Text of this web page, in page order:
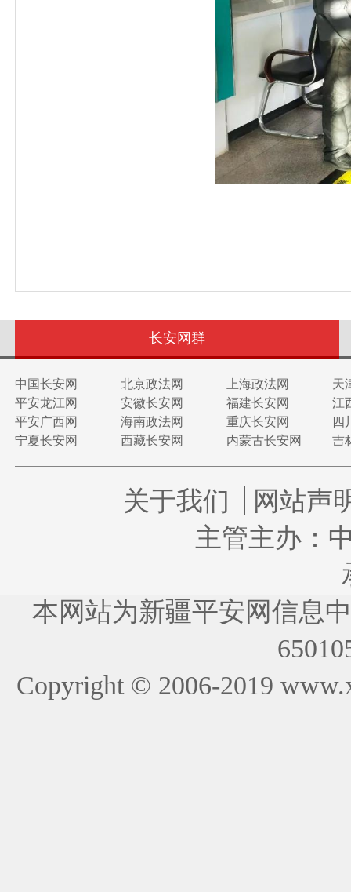
长安网群
中国长安网 北京政法网 上海政法网
天
平安龙江网
安徽长安网 福建长安网
江
平安广西网
海南政法网 重庆长安网
四
宁夏长安网
西藏长安网 内蒙古长安网 吉
关于我们
网站声
主管主办：
本网站为新疆平安网信息
Copyright © 2006-2019